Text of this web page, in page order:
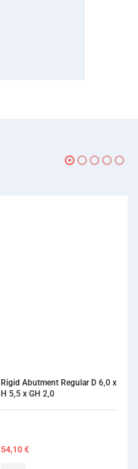
Rigid Abutment Regular D 6,0 x
H 5,5 x GH 2,0
54,10 €